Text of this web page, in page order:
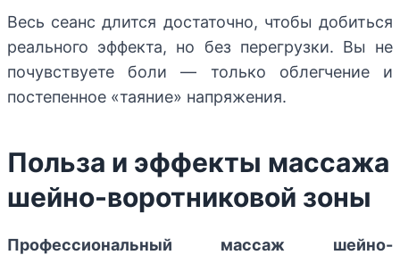
Весь сеанс длится достаточно, чтобы добиться
реального эффекта, но без перегрузки. Вы не
почувствуете боли — только облегчение и
постепенное «таяние» напряжения.
Польза и эффекты массажа
шейно-воротниковой зоны
Профессиональный массаж шейно-